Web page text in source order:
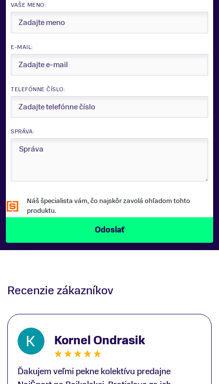
VAŠE MENO:
E-MAIL:
TELEFÓNNE ČÍSLO:
SPRÁVA:
Náš špecialista vám, čo najskôr zavolá ohľadom tohto
produktu.
Recenzie zákazníkov
Kornel Ondrasik
Ďakujem veľmi pekne kolektívu predajne